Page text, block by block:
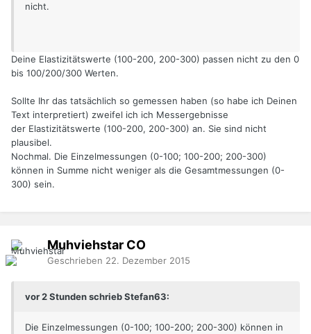
nicht.
Deine Elastizitätswerte (100-200, 200-300) passen nicht zu den 0
bis 100/200/300 Werten.
Sollte Ihr das tatsächlich so gemessen haben (so habe ich Deinen
Text interpretiert) zweifel ich ich Messergebnisse
der Elastizitätswerte (100-200, 200-300) an. Sie sind nicht
plausibel.
Nochmal. Die Einzelmessungen (0-100; 100-200; 200-300)
können in Summe nicht weniger als die Gesamtmessungen (0-
300) sein.
Muhviehstar CO
Geschrieben 22. Dezember 2015
vor 2 Stunden schrieb Stefan63:
Die Einzelmessungen (0-100; 100-200; 200-300) können in